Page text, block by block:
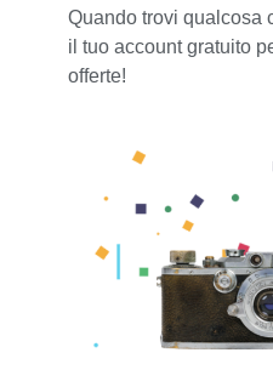
Quando trovi qualcosa
il tuo account gratuito
offerte!